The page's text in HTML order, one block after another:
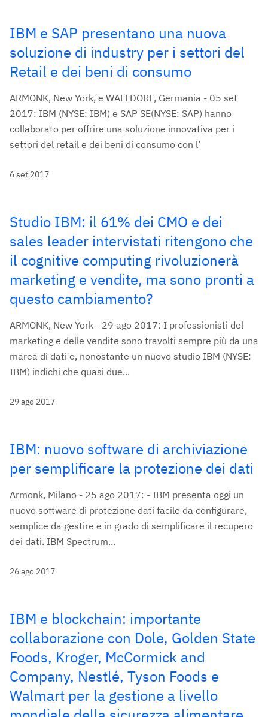
IBM e SAP presentano una nuova
soluzione di industry per i settori del
Retail e dei beni di consumo
ARMONK, New York, e WALLDORF, Germania - 05 set
2017: IBM (NYSE: IBM) e SAP SE(NYSE: SAP) hanno
collaborato per offrire una soluzione innovativa per i
settori del retail e dei beni di consumo con l’
6 set 2017
Studio IBM: il 61% dei CMO e dei
sales leader intervistati ritengono che
il cognitive computing rivoluzionerà
marketing e vendite, ma sono pronti a
questo cambiamento?
ARMONK, New York - 29 ago 2017: I professionisti del
marketing e delle vendite sono travolti sempre più da una
marea di dati e, nonostante un nuovo studio IBM (NYSE:
IBM) indichi che quasi due...
29 ago 2017
IBM: nuovo software di archiviazione
per semplificare la protezione dei dati
Armonk, Milano - 25 ago 2017: - IBM presenta oggi un
nuovo software di protezione dati facile da configurare,
semplice da gestire e in grado di semplificare il recupero
dei dati. IBM Spectrum...
26 ago 2017
IBM e blockchain: importante
collaborazione con Dole, Golden State
Foods, Kroger, McCormick and
Company, Nestlé, Tyson Foods e
Walmart per la gestione a livello